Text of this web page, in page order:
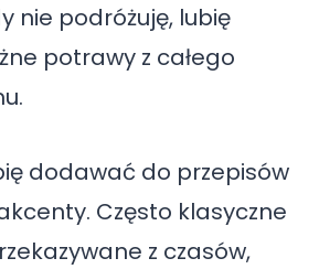
nie podróżuję, lubię
potrawy z całego
dodawać do przepisów
Często klasyczne
z czasów,